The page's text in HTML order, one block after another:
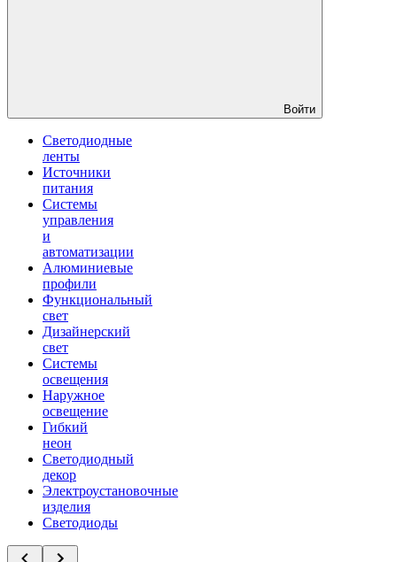
Войти
Светодиодные
ленты
Источники
питания
Системы
управления
и
автоматизации
Алюминиевые
профили
Функциональный
свет
Дизайнерский
свет
Системы
освещения
Наружное
освещение
Гибкий
неон
Светодиодный
декор
Электроустановочные
изделия
Светодиоды